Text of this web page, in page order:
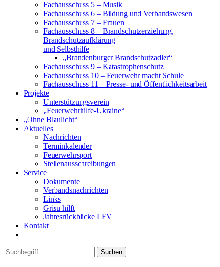
Fachausschuss 5 – Musik
Fachausschuss 6 – Bildung und Verbandswesen
Fachausschuss 7 – Frauen
Fachausschuss 8 – Brandschutzerziehung,
Brandschutzaufklärung
und Selbsthilfe
„Brandenburger Brandschutzadler“
Fachausschuss 9 – Katastrophenschutz
Fachausschuss 10 – Feuerwehr macht Schule
Fachausschuss 11 – Presse- und Öffentlichkeitsarbeit
Projekte
Unterstützungsverein
„Feuerwehrhilfe-Ukraine“
„Ohne Blaulicht“
Aktuelles
Nachrichten
Terminkalender
Feuerwehrsport
Stellenausschreibungen
Service
Dokumente
Verbandsnachrichten
Links
Grisu hilft
Jahresrückblicke LFV
Kontakt
Suchen